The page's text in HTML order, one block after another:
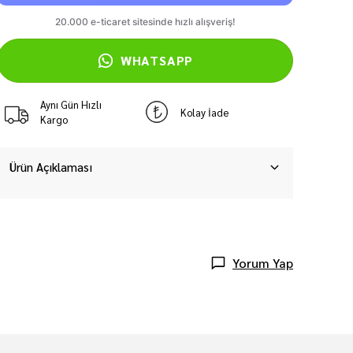
WHATSAPP
Aynı Gün Hızlı
Kargo
Kolay İade
Ürün Açıklaması
Yorum Yap